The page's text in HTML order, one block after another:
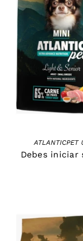
ATLANTICPET
Debes iniciar